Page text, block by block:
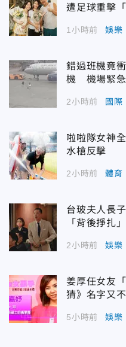
遭足球重擊
1小時前 娛樂
錯過班機竟
機 機場緊急
2小時前 國際
啦啦隊女神
水槍反擊
2小時前 體育
台玻夫人長
「背後掙扎」
2小時前 娛樂
姜厚任女友
猜》名字又
5小時前 娛樂